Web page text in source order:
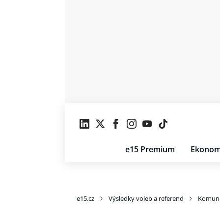
e15 Premium
e15.cz Výsledky voleb a referend